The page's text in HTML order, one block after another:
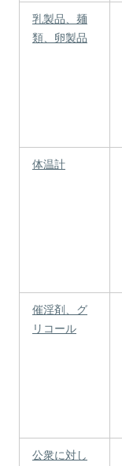
乳製品、麺
類、卵製品
体温計
催淫剤、グ
リコール
公衆に対し